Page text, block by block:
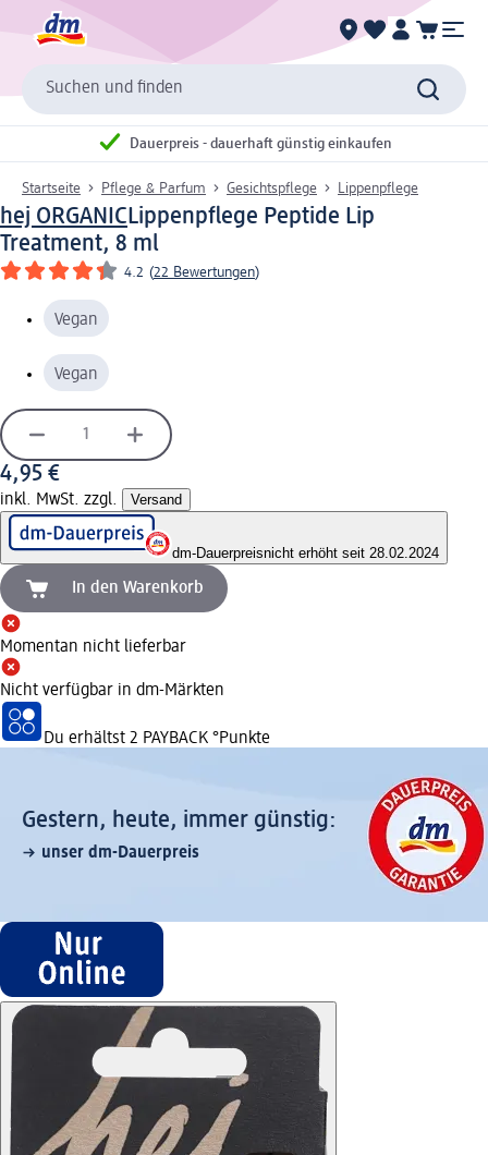
Suchen und finden
Dauerpreis - dauerhaft günstig einkaufen
Startseite Pflege & Parfum Gesichtspflege Lippenpflege
hej ORGANICLippenpflege Peptide Lip
Treatment, 8 ml
4.2 (22 Bewertungen)
Vegan
Vegan
4,95 €
inkl. MwSt. zzgl. Versand
dm-Dauerpreisnicht erhöht seit 28.02.2024
In den Warenkorb
Momentan nicht lieferbar
Nicht verfügbar in dm-Märkten
Du erhältst 2 PAYBACK °Punkte
Gestern, heute, immer günstig:
unser dm-Dauerpreis